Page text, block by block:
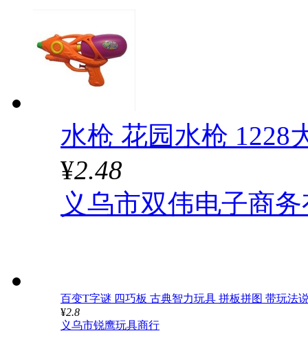
水枪 花园水枪 1228
¥2.48
义乌市双伟电子商
百变T字谜 四巧板 古典智力玩具 拼板拼图 带玩法
¥2.8
义乌市锐鹰玩具商行